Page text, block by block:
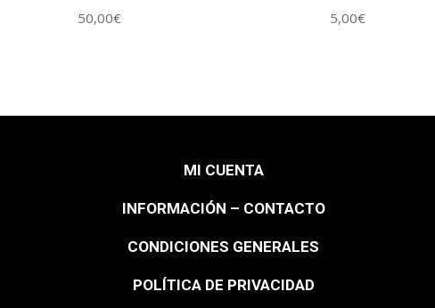
50,00€ 5,00€
MI CUENTA
INFORMACIÓN – CONTACTO
CONDICIONES GENERALES
POLÍTICA DE PRIVACIDAD